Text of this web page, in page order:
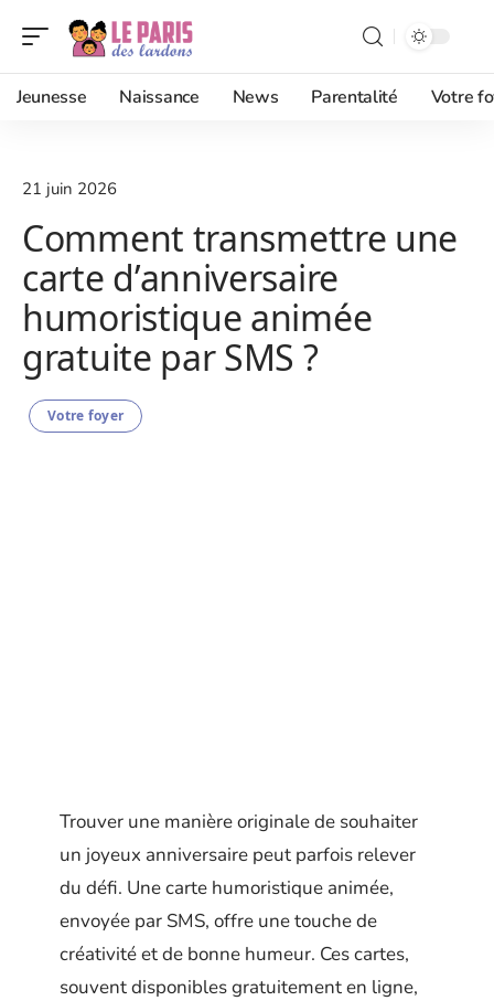
Jeunesse Naissance News Parentalité Votre
21 juin 2026
Comment transmettre une
carte d’anniversaire
humoristique animée
gratuite par SMS ?
Votre foyer
Trouver une manière originale de souhaiter
un joyeux anniversaire peut parfois relever
du défi. Une carte humoristique animée,
envoyée par SMS, offre une touche de
créativité et de bonne humeur. Ces cartes,
souvent disponibles gratuitement en ligne,